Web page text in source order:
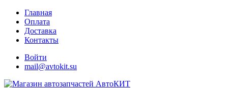
Главная
Оплата
Доставка
Контакты
Войти
mail@avtokit.su